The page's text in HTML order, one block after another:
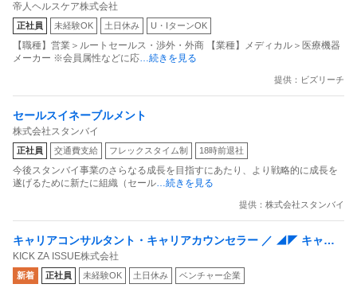
器サポートスタッフ（医療機器の点検・導入）／20代活躍中／賞
与6ヶ⽉分／残業ほぼなし
帝人ヘルスケア株式会社
正社員 未経験OK 土日休み U・IターンOK
【職種】営業＞ルートセールス・渉外・外商 【業種】メディカル＞医療機器
メーカー ※会員属性などに応…続きを見る
提供：ビズリーチ
セールスイネーブルメント
株式会社スタンバイ
正社員 交通費支給 フレックスタイム制 18時前退社
今後スタンバイ事業のさらなる成長を目指すにあたり、より戦略的に成長を
遂げるために新たに組織（セール…続きを見る
提供：株式会社スタンバイ
キャリアコンサルタント・キャリアカウンセラー ／ ◢◤ キャリ
アコンサルタント ／ 急成長中ベンチャー企業 ／ 国内ユニコーン
企業グループ会社 ◢◤
KICK ZA ISSUE株式会社
新着 正社員 未経験OK 土日休み ベンチャー企業